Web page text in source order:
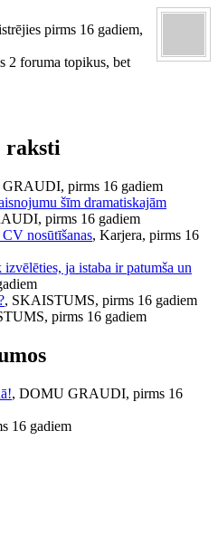
pirms 16 gadiem,
2 foruma topikus, bet
raksti
pirms 16 gadiem
šīm dramatiskajām
pirms 16 gadiem
nosūtīšanas, Karjera, pirms 16
ja istaba ir patumša un
, SKAISTUMS, pirms 16 gadiem
pirms 16 gadiem
, DOMU GRAUDI, pirms 16
16 gadiem